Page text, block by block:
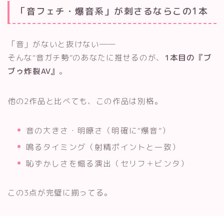
「音フェチ・爆音系」が刺さるならこの1本
「音」がないと抜けない──
そんな“音ガチ勢”のあなたに推せるのが、 1本目の『ブ
ブゥ炸裂AV』 。
他の2作品と比べても、この作品は別格。
音の大きさ・明瞭さ（明確に“爆音”）
鳴るタイミング（射精ポイントと一致）
恥ずかしさを煽る演出（セリフ＋ビンタ）
この3点が完璧に揃ってる。